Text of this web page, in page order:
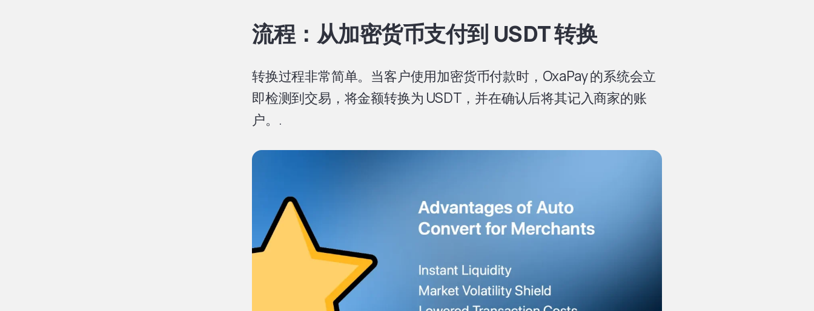
流程：从加密货币支付到 USDT 转换
转换过程非常简单。当客户使用加密货币付款时，OxaPay 的系统会立
即检测到交易，将金额转换为 USDT，并在确认后将其记入商家的账
户。.